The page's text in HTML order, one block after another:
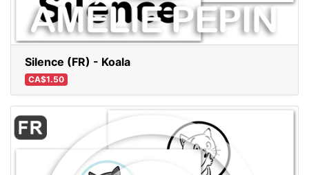
Silence (FR) - Koala
CA$1.50